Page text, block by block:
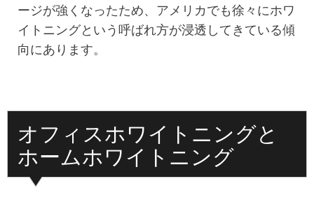
ージが強くなったため、アメリカでも徐々にホワ
イトニングという呼ばれ方が浸透してきている傾
向にあります。
オフィスホワイトニングと
ホームホワイトニング